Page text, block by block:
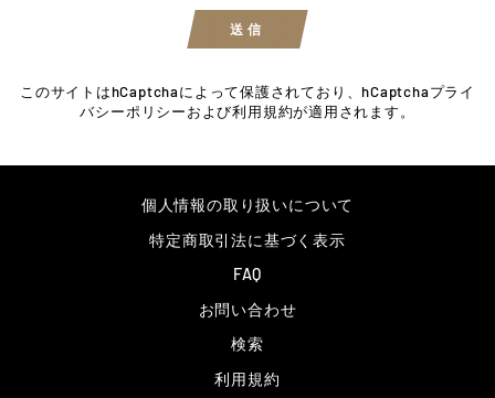
送信
このサイトはhCaptchaによって保護されており、hCaptchaプライ
バシーポリシーおよび利用規約が適用されます。
個人情報の取り扱いについて
特定商取引法に基づく表示
FAQ
お問い合わせ
検索
利用規約